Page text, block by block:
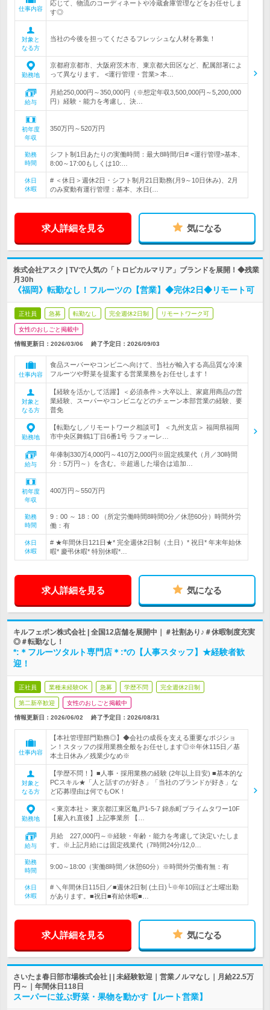
仕事内容
応じて、物流のコーディネートや冷蔵倉庫管理などをお任せしま
す◎
対象と
なる方
当社の今後を担ってくださるフレッシュな人材を募集！
勤務地
京都府京都市、大阪府茨木市、東京都大田区など、配属部署によ
って異なります。 <運行管理・営業> 本…
給与
月給250,000円～350,000円（※想定年収3,500,000円～5,200,000
円）経験・能力を考慮し、決…
初年度
年収
350万円～520万円
勤務
時間
シフト制1日あたりの実働時間：最大8時間/日# <運行管理>基本、
8:00～17:00もしくは10:…
休日
休暇
# ＜休日＞週休2日・シフト制月21日勤務(月9～10日休み)、2月
のみ変動有運行管理：基本、水日(…
求人詳細を見る 気になる
株式会社アスク | TVで人気の「トロピカルマリア」ブランドを展開！◆残業
月30h
《福岡》転勤なし！フルーツの【営業】◆完休2日◆リモート可
正社員 急募 転勤なし 完全週休2日制 リモートワーク可
女性のおしごと掲載中
情報更新日：2026/03/06 終了予定日： 2026/09/03
仕事内容
食品スーパーやコンビニへ向けて、当社が輸入する高品質な冷凍
フルーツや野菜を提案する営業業務をお任せします！
対象と
なる方
【経験を活かして活躍】＜必須条件＞大卒以上、家庭用商品の営
業経験、スーパーやコンビニなどのチェーン本部営業の経験、要
普免
勤務地
【転勤なし／リモートワーク相談可】 ＜九州支店＞ 福岡県福岡
市中央区舞鶴1丁目6番1号 ラフォーレ…
給与
年俸制330万4,000円～410万2,000円※固定残業代（月／30時間
分：5万円～）を含む。※超過した場合は追加…
初年度
年収
400万円～550万円
勤務
時間
9：00 ～ 18：00 （所定労働時間8時間0分／休憩60分）時間外労
働：有
休日
休暇
# ★年間休日121日★* 完全週休2日制（土日）* 祝日* 年末年始休
暇* 慶弔休暇* 特別休暇*…
求人詳細を見る 気になる
キルフェボン株式会社 | 全国12店舗を展開中｜＃社割あり♪＃休暇制度充実
◎＃転勤なし！
*:＊フルーツタルト専門店＊:*の【人事スタッフ】★経験者歓
迎！
正社員 業種未経験OK 急募 学歴不問 完全週休2日制
第二新卒歓迎 女性のおしごと掲載中
情報更新日：2026/06/02 終了予定日： 2026/08/31
仕事内容
【本社管理部門勤務◎】◆会社の成長を支える重要なポジショ
ン！スタッフの採用業務全般をお任せします◎※年休115日／基
本土日休み／残業少なめ※
対象と
なる方
【学歴不問！】■人事・採用業務の経験 (2年以上目安) ■基本的な
PCスキル★「人と話すのが好き」「当社のブランドが好き」な
ど応募理由は何でもOK！
勤務地
＜東京本社＞ 東京都江東区亀戸1-5-7 錦糸町プライムタワー10F
【雇入れ直後】上記事業所 【…
給与
月給 227,000円～※経験・年齢・能力を考慮して決定いたしま
す。※上記月給には固定残業代（7時間24分/12,0…
勤務
時間
9:00～18:00（実働8時間／休憩60分）※時間外労働有無：有
休日
休暇
# ＼年間休日115日／■週休2日制 (土日)└※年10回ほど土曜出勤
があります。■祝日■有給休暇■…
求人詳細を見る 気になる
さいたま春日部市場株式会社 | | 未経験歓迎｜営業ノルマなし｜月給22.5万
円～｜年間休日118日
スーパーに並ぶ野菜・果物を動かす【ルート営業】